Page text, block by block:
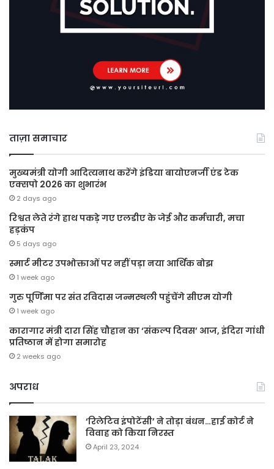
ताज़ा समाचार
मुख्यमंत्री योगी आदित्यनाथ करेंगे इंडिया बायोएनर्जी एंड टेक
एक्सपो 2026 का शुभारंभ
2 days ago
रिश्वत लेते रंगे हाथ पकड़े गए एलडीए के जेई और कर्मचारी, मचा
हड़कंप
5 days ago
स्मार्ट मीटर उपभोक्ताओं पर नहीं पड़ा नया आर्थिक बोझ
1 week ago
गुरु पूर्णिमा पर संत रविदास जन्मस्थली पहुंचेंगे सीएम योगी
1 week ago
कारागार मंत्री दारा सिंह चौहान का ‘संकल्प दिवस’ आज, इंदिरा गांधी
प्रतिष्ठान में होगा समारोह
2 weeks ago
अपराध
‘रिलेटिव इंपोटेंसी’ ने तोड़ा बंधन…हाई कोर्ट ने
विवाह को किया निरस्त
April 23, 2024